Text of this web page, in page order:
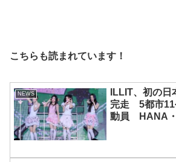
こちらも読まれています！
NEWS
ILLIT、初の
完走 5都市11
動員 HANA・